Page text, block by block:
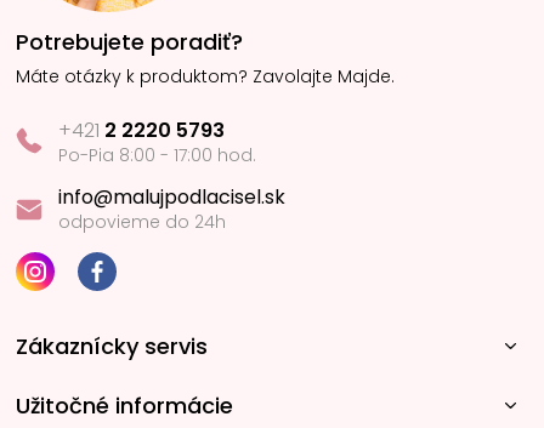
Potrebujete poradiť?
Máte otázky k produktom? Zavolajte Majde.
+421 2 2220 5793
Po-Pia 8:00 - 17:00 hod.
info@malujpodlacisel.sk
odpovieme do 24h
Zákaznícky servis
Užitočné informácie